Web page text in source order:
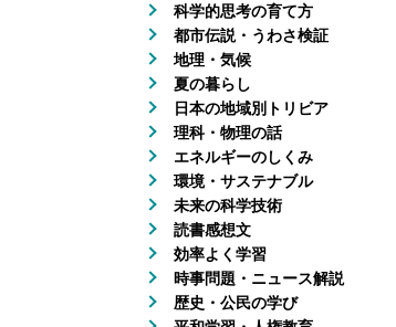
科学的思考の育て方
都市伝説・うわさ検証
地理・気候
夏の暮らし
日本の地域別トリビア
理科・物理の話
エネルギーのしくみ
環境・サステナブル
未来の科学技術
読書感想文
効率よく学習
時事問題・ニュース解説
歴史・公民の学び